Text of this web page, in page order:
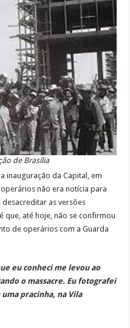
de Brasília
inauguração da Capital, em
não era notícia para
as versões
que, até hoje, não se confirmou
de operários com a Guarda
eu conheci me levou ao
o massacre. Eu fotografei
pracinha, na Vila